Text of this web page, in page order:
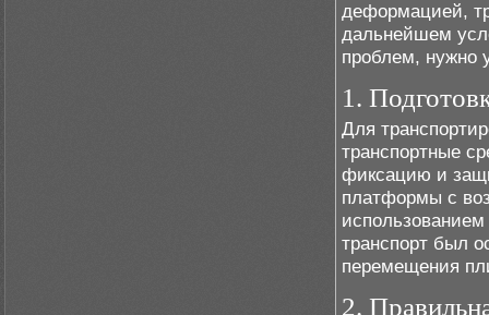
деформацией,
дальнейшем
проблем, нужно
1.
Для
транспортные
фиксацию и
платформы с
транспорт был
перемещения
2.